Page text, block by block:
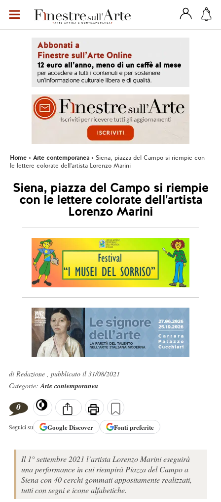
Home Arte contemporanea
Siena, piazza del Campo si riempie con
le lettere colorate dell'artista Lorenzo Marini
Siena, piazza del Campo si riempie
con le lettere colorate dell'artista
Lorenzo Marini
di Redazione , pubblicato il 31/08/2021
Categorie:Arte contemporanea
0
Seguici su GoogleDiscover Fonti preferite
Il 1° settembre 2021 l’artista Lorenzo Marini eseguirà
una performance in cui riempirà Piazza del Campo a
Siena con 40 cerchi gommati appositamente realizzati,
tutti con segni e icone alfabetiche.